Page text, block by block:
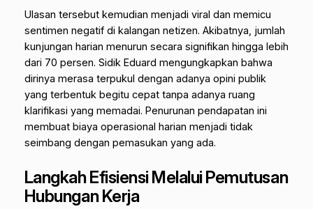
Ulasan tersebut kemudian menjadi viral dan memicu
sentimen negatif di kalangan netizen. Akibatnya, jumlah
kunjungan harian menurun secara signifikan hingga lebih
dari 70 persen. Sidik Eduard mengungkapkan bahwa
dirinya merasa terpukul dengan adanya opini publik
yang terbentuk begitu cepat tanpa adanya ruang
klarifikasi yang memadai. Penurunan pendapatan ini
membuat biaya operasional harian menjadi tidak
seimbang dengan pemasukan yang ada.
Langkah Efisiensi Melalui Pemutusan
Hubungan Kerja